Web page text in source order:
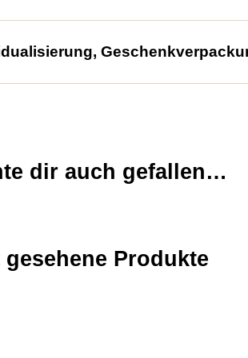
dir auch gefallen…
Produkte